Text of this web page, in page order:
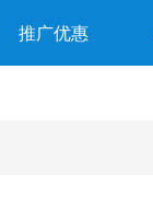
推广优惠